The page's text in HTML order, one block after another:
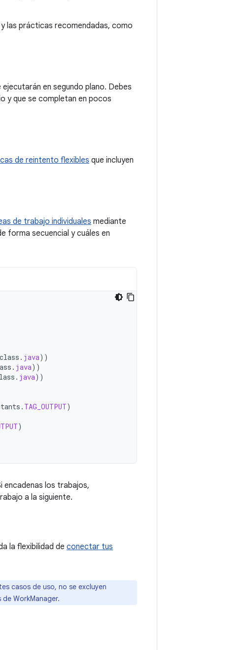
las prácticas recomendadas, como
en segundo plano. Debes
y que se completan en pocos
de reintento flexibles que incluyen
de trabajo individuales mediante
forma secuencial y cuáles en
class . java))
. java))
. java))
. TAG_OUTPUT)
)
encadenas los trabajos,
a la siguiente.
la flexibilidad de conectar tus
casos de uso, no se excluyen
WorkManager.